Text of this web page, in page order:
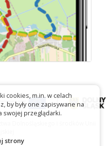
Dolnośląskiego i środków Unii
cookies, m.in. w celach
by były one zapisywane na
swojej przeglądarki.
strony